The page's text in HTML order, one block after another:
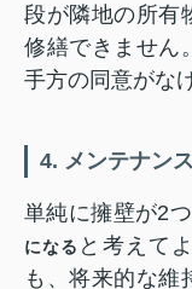
段が隣地の所有
修繕できません
手方の同意がな
4. メンテナン
単純に擁壁が2つ
になる と考えて
も、将来的な維